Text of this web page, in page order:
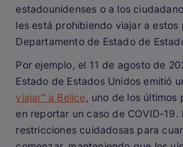
estadounidenses o a los
les está prohibiendo viajar a estos
Departamento de Estado de
Por ejemplo, el 11 de agosto de
Estado de Estados Unidos emitió
viajar” a Belice, uno de los últimos
en reportar un caso de COVID-
restricciones cuidadosas para